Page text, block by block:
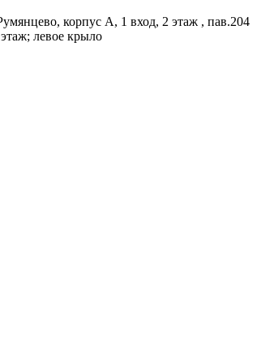
корпус А, 1 вход, 2 этаж , пав.204
левое крыло